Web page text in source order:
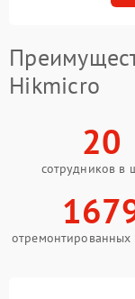
Hikmicro
20
сотрудников в
отремонтированных